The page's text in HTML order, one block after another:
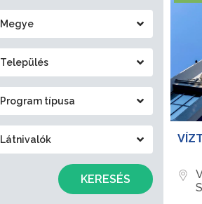
Megye
Település
Program típusa
Látnivalók
KERESÉS